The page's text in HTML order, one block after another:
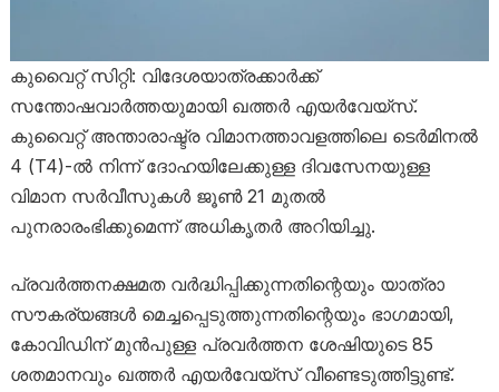
കുവൈറ്റ് സിറ്റി: വിദേശയാത്രക്കാർക്ക്
സന്തോഷവാർത്തയുമായി ഖത്തർ എയർവേയ്‌സ്.
കുവൈറ്റ് അന്താരാഷ്ട്ര വിമാനത്താവളത്തിലെ ടെർമിനൽ
4 (T4)-ൽ നിന്ന് ദോഹയിലേക്കുള്ള ദിവസേനയുള്ള
വിമാന സർവീസുകൾ ജൂൺ 21 മുതൽ
പുനരാരംഭിക്കുമെന്ന് അധികൃതർ അറിയിച്ചു.
പ്രവർത്തനക്ഷമത വർദ്ധിപ്പിക്കുന്നതിന്റെയും യാത്രാ
സൗകര്യങ്ങൾ മെച്ചപ്പെടുത്തുന്നതിന്റെയും ഭാഗമായി,
കോവിഡിന് മുൻപുള്ള പ്രവർത്തന ശേഷിയുടെ 85
ശതമാനവും ഖത്തർ എയർവേയ്‌സ് വീണ്ടെടുത്തിട്ടുണ്ട്.